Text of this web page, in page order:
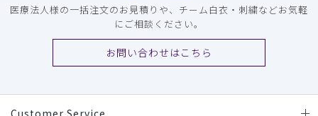
医療法人様の一括注文のお見積りや、チーム白衣・刺繍などお気軽
にご相談ください。
お問い合わせはこちら
Customer Service